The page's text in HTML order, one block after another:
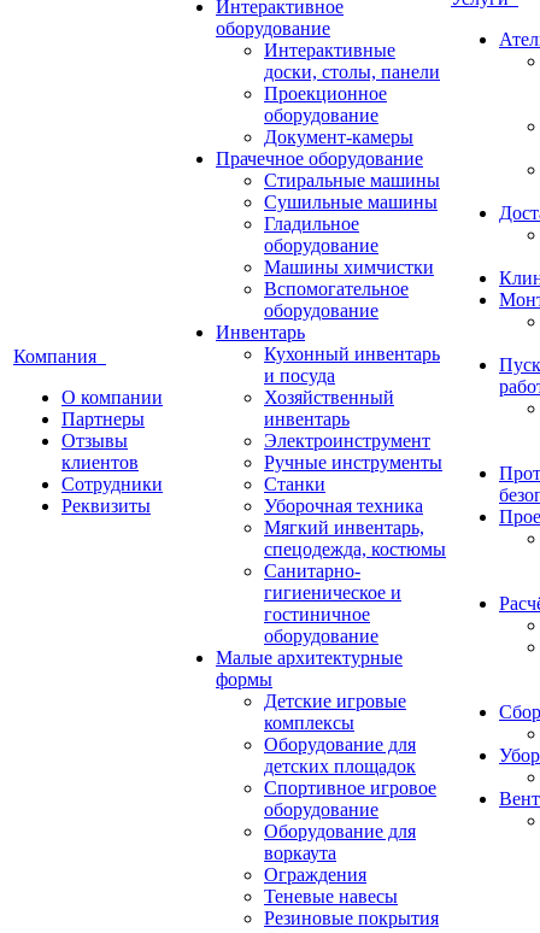
Компания
О компании
Партнеры
Отзывы
клиентов
Сотрудники
Реквизиты
Интерактивное
оборудование
Интерактивные
доски, столы, панели
Проекционное
оборудование
Документ-камеры
Прачечное оборудование
Стиральные машины
Сушильные машины
Гладильное
оборудование
Машины химчистки
Вспомогательное
оборудование
Инвентарь
Кухонный инвентарь
и посуда
Хозяйственный
инвентарь
Электроинструмент
Ручные инструменты
Станки
Уборочная техника
Мягкий инвентарь,
спецодежда, костюмы
Санитарно-
гигиеническое и
гостиничное
оборудование
Малые архитектурные
формы
Детские игровые
комплексы
Оборудование для
детских площадок
Спортивное игровое
оборудование
Оборудование для
воркаута
Ограждения
Теневые навесы
Резиновые покрытия